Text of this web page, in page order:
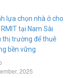
lựa chọn nhà ở cho
tại Nam Sài
thị trường để thuê
bền vững
2025